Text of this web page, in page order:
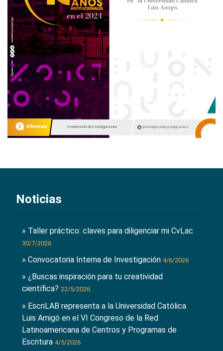
Noticias
» Taller práctico: claves para diligenciar mi CvLac
30/7/2026
» Convocatoria Interna de Investigación 4/6/2026
» ¿Buscas inspiración para tu creatividad
científica? 22/5/2026
» EscriLAB representa a la Universidad Católica
Luis Amigó en el VI Congreso de la Red
Latinoamericana de Centros y Programas de
Escritura 4/5/2026